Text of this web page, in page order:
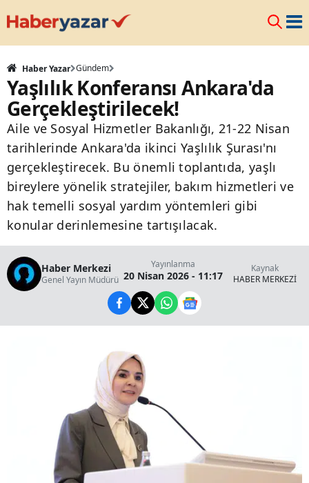
Haber Yazar Gündem
Yaşlılık Konferansı Ankara'da
Gerçekleştirilecek!
Aile ve Sosyal Hizmetler Bakanlığı, 21-22 Nisan
tarihlerinde Ankara'da ikinci Yaşlılık Şurası'nı
gerçekleştirecek. Bu önemli toplantıda, yaşlı
bireylere yönelik stratejiler, bakım hizmetleri ve
hak temelli sosyal yardım yöntemleri gibi
konular derinlemesine tartışılacak.
Haber Merkezi
Genel Yayın Müdürü
Yayınlanma
20 Nisan 2026 - 11:17
Kaynak
HABER MERKEZİ